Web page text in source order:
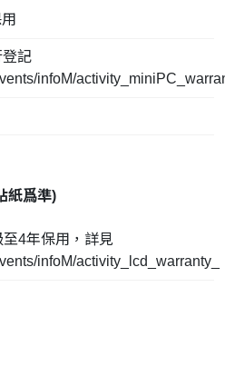
登記
infoM/
紙爲準)
4年保用，詳見
infoM/activity_lcd_warranty_